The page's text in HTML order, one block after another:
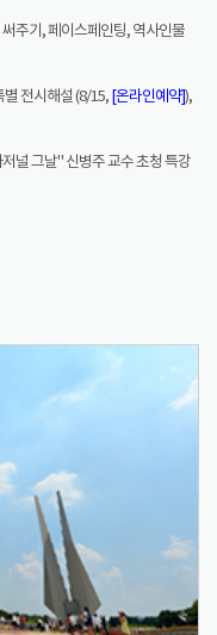
주기, 페이스페인팅, 역사인물
별 전시해설 (8/15, [온라인예약] ),
널 그날" 신병주 교수 초청 특강